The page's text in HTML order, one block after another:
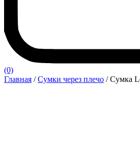
(0)
Главная /Сумки через плечо / Сумка